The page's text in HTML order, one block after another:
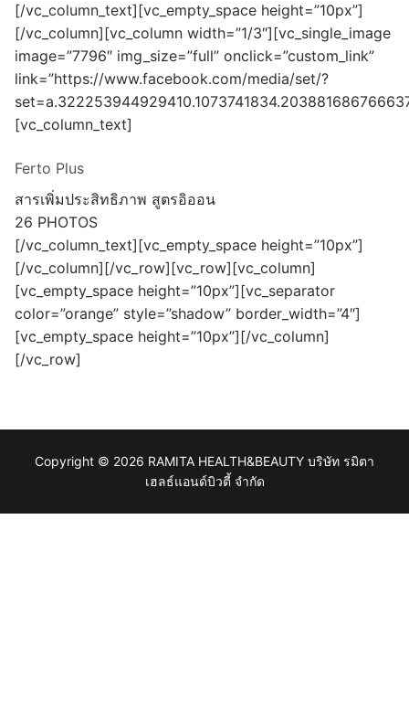
[/vc_column_text][vc_empty_space height=”10px”]
[/vc_column][vc_column width=”1/3″][vc_single_image
image=”7796″ img_size=”full” onclick=”custom_link”
link=”https://www.facebook.com/media/set/?
[vc_column_text]
Ferto Plus
สารเพิ่มประสิทธิภาพ สูตรอิออน
26 PHOTOS
[/vc_column_text][vc_empty_space height=”10px”]
[/vc_column][/vc_row][vc_row][vc_column]
[vc_empty_space height=”10px”][vc_separator
color=”orange” style=”shadow” border_width=”4″]
[vc_empty_space height=”10px”][/vc_column]
[/vc_row]
Copyright © 2026 RAMITA HEALTH&BEAUTY บริษัท รมิตา
เฮลธ์แอนด์บิวตี้ จำกัด